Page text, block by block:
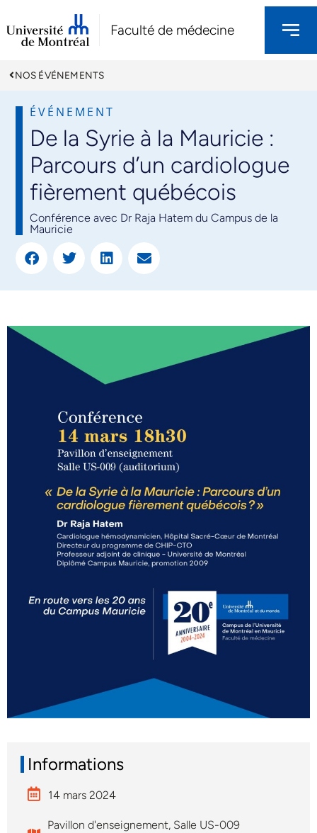
Faculté de médecine
NOS ÉVÉNEMENTS
ÉVÉNEMENT
De la Syrie à la Mauricie :
Parcours d’un cardiologue
fièrement québécois
Conférence avec Dr Raja Hatem du Campus de la
Mauricie
Informations
14 mars 2024
Pavillon d'enseignement, Salle US-009